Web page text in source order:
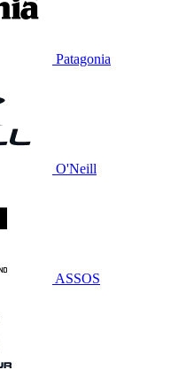
Patagonia
O'Neill
ASSOS